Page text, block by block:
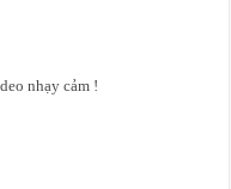
nhạy cảm !